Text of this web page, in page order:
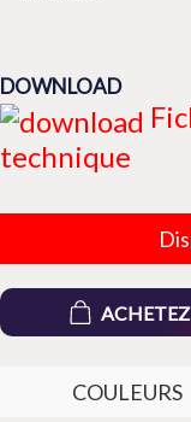
DOWNLOAD
technique
COULEURS